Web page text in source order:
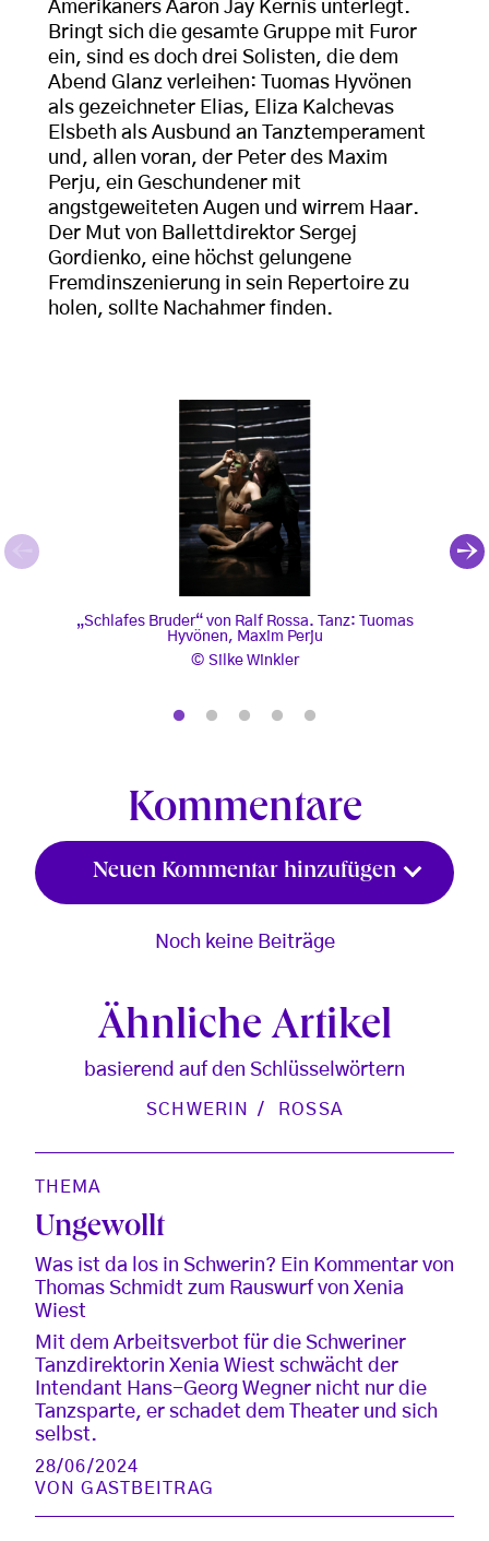
Amerikaners Aaron Jay Kernis unterlegt.
Bringt sich die gesamte Gruppe mit Furor
ein, sind es doch drei Solisten, die dem
Abend Glanz verleihen: Tuomas Hyvönen
als gezeichneter Elias, Eliza Kalchevas
Elsbeth als Ausbund an Tanztemperament
und, allen voran, der Peter des Maxim
Perju, ein Geschundener mit
angstgeweiteten Augen und wirrem Haar.
Der Mut von Ballettdirektor Sergej
Gordienko, eine höchst gelungene
Fremdinszenierung in sein Repertoire zu
holen, sollte Nachahmer finden.
, © Silke Winkler
„Schlafes Bruder“ von Ralf Rossa. Tanz: Tuomas
Hyvönen, Maxim Perju
Silke Winkler
Kommentare
Neuen Kommentar hinzufügen
Noch keine Beiträge
Ähnliche Artikel
basierend auf den Schlüsselwörtern
SCHWERIN ROSSA
THEMA
Ungewollt
Was ist da los in Schwerin? Ein Kommentar von
Thomas Schmidt zum Rauswurf von Xenia
Wiest
Mit dem Arbeitsverbot für die Schweriner
Tanzdirektorin Xenia Wiest schwächt der
Intendant Hans-Georg Wegner nicht nur die
Tanzsparte, er schadet dem Theater und sich
selbst.
28/06/2024
VONGASTBEITRAG